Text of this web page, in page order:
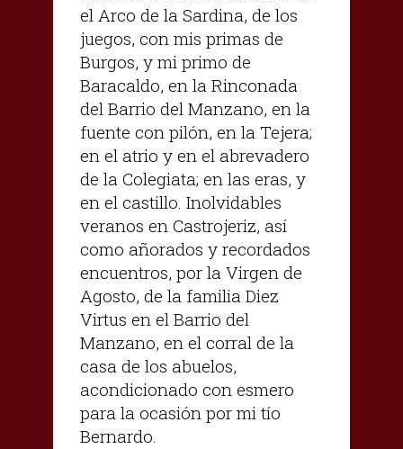
el Arco de la Sardina, de los
juegos, con mis primas de
Burgos, y mi primo de
Baracaldo, en la Rinconada
del Barrio del Manzano, en la
fuente con pilón, en la Tejera;
en el atrio y en el abrevadero
de la Colegiata; en las eras, y
en el castillo. Inolvidables
veranos en Castrojeriz, así
como añorados y recordados
encuentros, por la Virgen de
Agosto, de la familia Diez
Virtus en el Barrio del
Manzano, en el corral de la
casa de los abuelos,
acondicionado con esmero
para la ocasión por mi tío
Bernardo.